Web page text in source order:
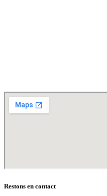
Restons en contact